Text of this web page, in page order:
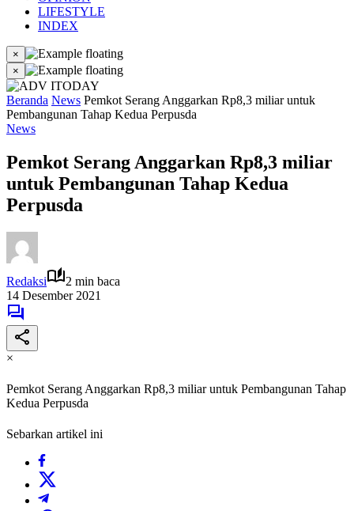
LIFESTYLE
INDEX
×
×
Beranda News Pemkot Serang Anggarkan Rp8,3 miliar untuk
Pembangunan Tahap Kedua Perpusda
News
Pemkot Serang Anggarkan Rp8,3 miliar
untuk Pembangunan Tahap Kedua
Perpusda
Redaksi
2 min baca
14 Desember 2021
×
Pemkot Serang Anggarkan Rp8,3 miliar untuk Pembangunan Tahap
Kedua Perpusda
Sebarkan artikel ini